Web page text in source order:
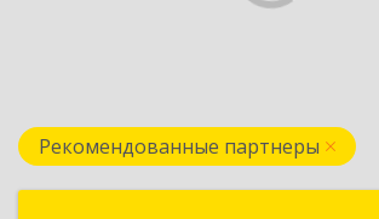
Рекомендованные партнеры